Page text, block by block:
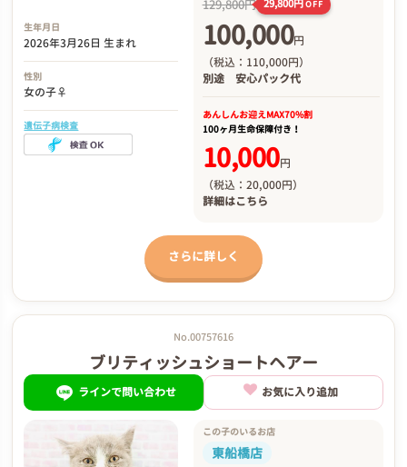
生年月日
2026年3月26日 生まれ
性別
女の子♀
遺伝子病検査
129,800円 29,800円OFF
100,000円
（税込：110,000円）
別途 安心パック代
あんしんお迎えMAX70%割
100ヶ月生命保障付き！
10,000円
（税込：20,000円）
詳細はこちら
さらに詳しく
No.00757616
ブリティッシュショートヘアー
ラインで問い合わせ お気に入り追加
この子のいるお店
東船橋店